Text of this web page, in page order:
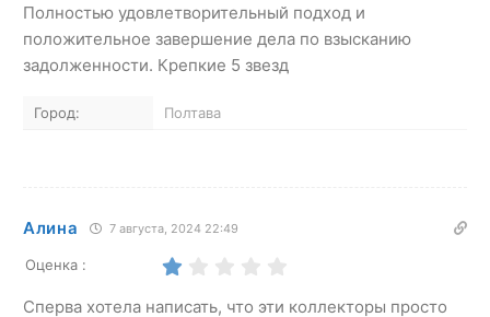
Полностью удовлетворительный подход и
положительное завершение дела по взысканию
задолженности. Крепкие 5 звезд
Город: Полтава
Алина 7 августа, 2024 22:49
Оценка :
Сперва хотела написать, что эти коллекторы просто